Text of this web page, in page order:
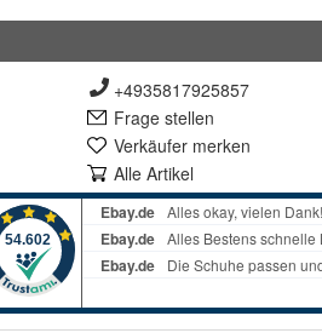
+4935817925857
Frage stellen
Verkäufer merken
Alle Artikel